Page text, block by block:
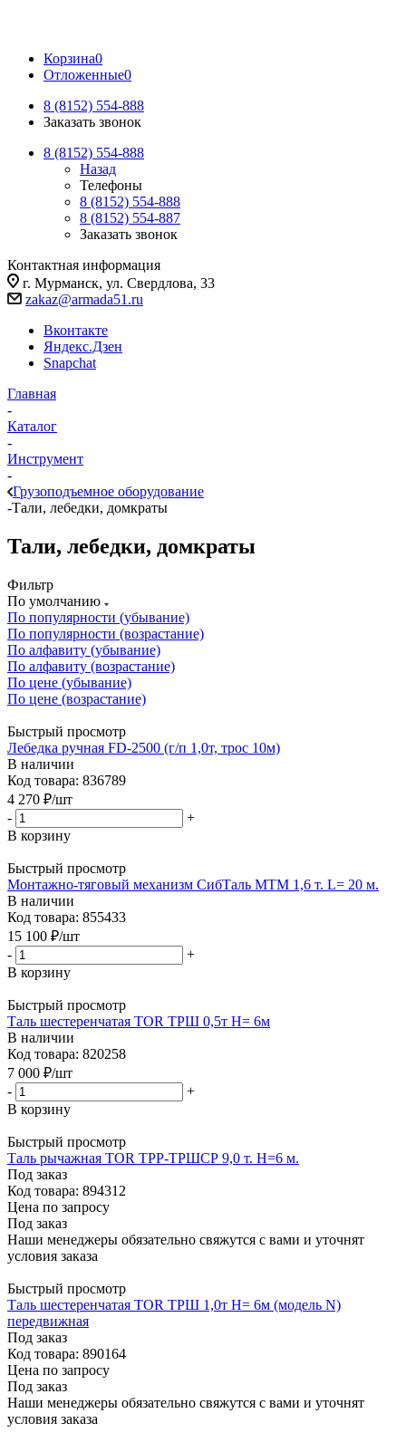
Корзина0
Отложенные0
8 (8152) 554-888
Заказать звонок
8 (8152) 554-888
Назад
Телефоны
8 (8152) 554-888
8 (8152) 554-887
Заказать звонок
Контактная информация
г. Мурманск, ул. Свердлова, 33
zakaz@armada51.ru
Вконтакте
Яндекс.Дзен
Snapchat
Главная
-
Каталог
-
Инструмент
-
Грузоподъемное оборудование
-Тали, лебедки, домкраты
Тали, лебедки, домкраты
Фильтр
По умолчанию
По популярности (убывание)
По популярности (возрастание)
По алфавиту (убывание)
По алфавиту (возрастание)
По цене (убывание)
По цене (возрастание)
Быстрый просмотр
Лебедка ручная FD-2500 (г/п 1,0т, трос 10м)
В наличии
Код товара: 836789
4 270 ₽/шт
-
+
В корзину
Быстрый просмотр
Монтажно-тяговый механизм СибТаль МТМ 1,6 т. L= 20 м.
В наличии
Код товара: 855433
15 100 ₽/шт
-
+
В корзину
Быстрый просмотр
Таль шестеренчатая TOR ТРШ 0,5т Н= 6м
В наличии
Код товара: 820258
7 000 ₽/шт
-
+
В корзину
Быстрый просмотр
Таль рычажная TOR ТРР-ТРШСР 9,0 т. H=6 м.
Под заказ
Код товара: 894312
Цена по запросу
Под заказ
Наши менеджеры обязательно свяжутся с вами и уточнят
условия заказа
Быстрый просмотр
Таль шестеренчатая TOR ТРШ 1,0т Н= 6м (модель N)
передвижная
Под заказ
Код товара: 890164
Цена по запросу
Под заказ
Наши менеджеры обязательно свяжутся с вами и уточнят
условия заказа